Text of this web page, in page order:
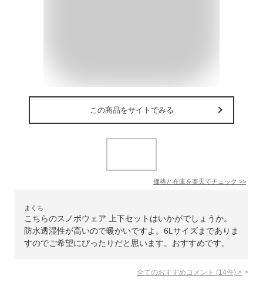
この商品をサイトでみる
価格と在庫を楽天でチェック >>
まくち
こちらのスノボウェア 上下セットはいかがでしょうか。
防水透湿性が高いので暖かいですよ。6Lサイズまでありま
すのでご希望にぴったりだと思います。おすすめです。
全てのおすすめコメント (14件) >